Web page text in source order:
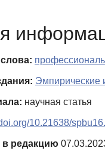
Эмпирические
научная статья
10.21638/
в редакцию